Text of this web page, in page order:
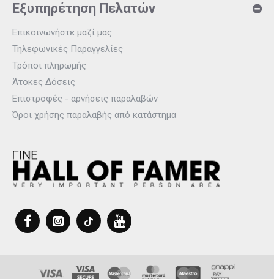
Εξυπηρέτηση Πελατών
Επικοινωνήστε μαζί μας
Τηλεφωνικές Παραγγελίες
Τρόποι πληρωμής
Άτοκες Δόσεις
Επιστροφές - αρνήσεις παραλαβών
Όροι χρήσης παραλαβής από κατάστημα